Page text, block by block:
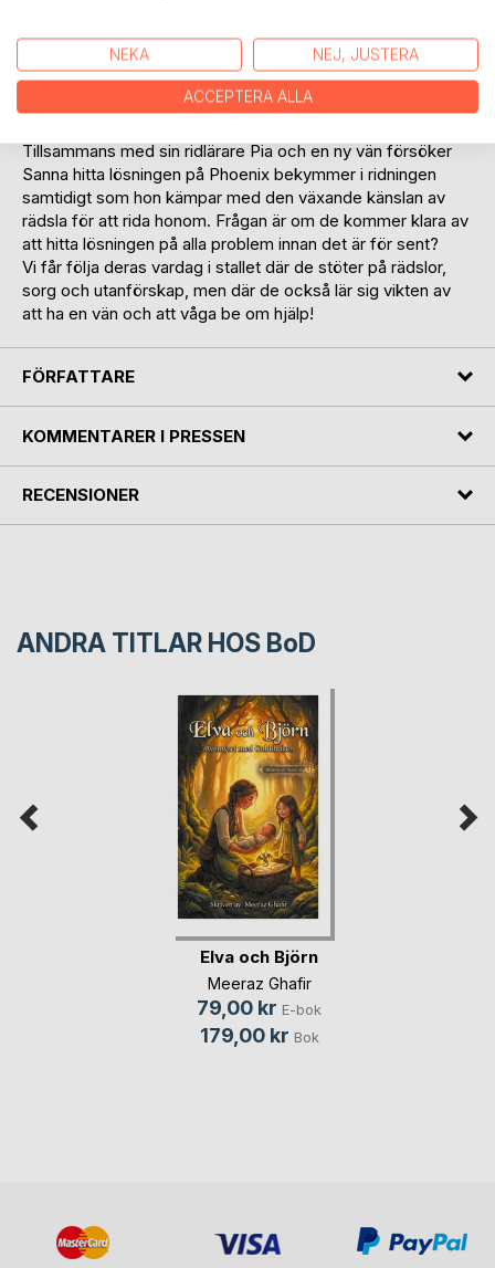
bytts ut till en pigg ponny som försöker kasta av alla sina
ryttare när de ska galoppera. Trots det blir Sanna kär i sin
nya ponny Phoenix. En dag när han kastat av henne i
skogen får hennes föräldrar nog. De bestämmer sig för att
Tillsammans med sin ridlärare Pia och en ny vän försöker
Sanna hitta lösningen på Phoenix bekymmer i ridningen
samtidigt som hon kämpar med den växande känslan av
rädsla för att rida honom. Frågan är om de kommer klara av
att hitta lösningen på alla problem innan det är för sent?
Vi får följa deras vardag i stallet där de stöter på rädslor,
sorg och utanförskap, men där de också lär sig vikten av
att ha en vän och att våga be om hjälp!
FÖRFATTARE
KOMMENTARER I PRESSEN
RECENSIONER
ANDRA TITLAR HOS BoD
Elva och Björn
Meeraz Ghafir
79,00 kr E-bok
179,00 kr Bok
NEKA NEJ, JUSTERA
ACCEPTERA ALLA